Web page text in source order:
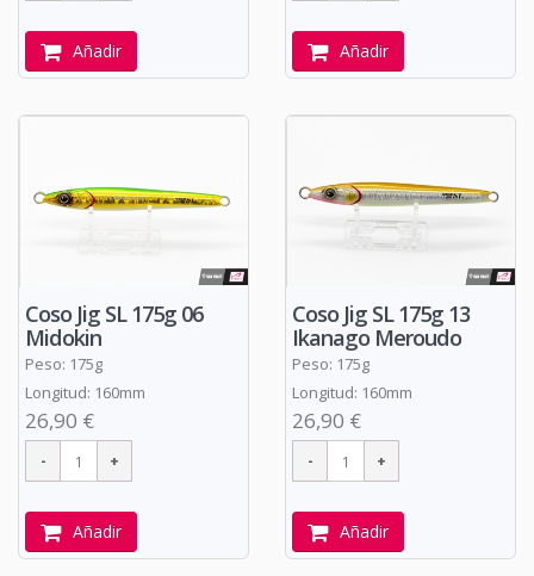
Añadir Añadir
Coso Jig SL 175g 06
Midokin
Peso: 175g
Longitud: 160mm
26,90 €
Añadir
Coso Jig SL 175g 13
Ikanago Meroudo
Peso: 175g
Longitud: 160mm
26,90 €
Añadir